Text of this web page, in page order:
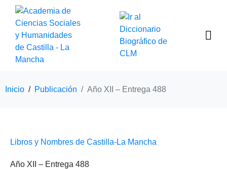
Inicio Publicación Año XII – Entrega 488
Libros y Nombres de Castilla-La Mancha
Año XII – Entrega 488